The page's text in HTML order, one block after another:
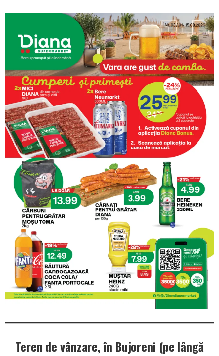
Teren de vânzare, în Bujoreni (pe lângă